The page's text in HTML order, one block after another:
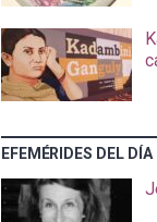
EFEMÉRIDES DEL DÍA